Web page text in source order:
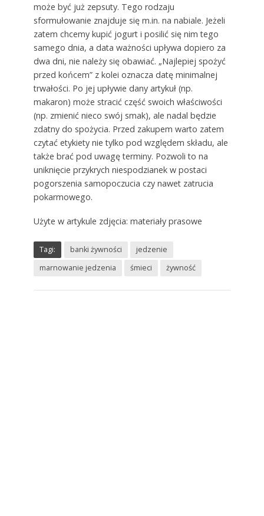
może być już zepsuty. Tego rodzaju
sformułowanie znajduje się m.in. na nabiale. Jeżeli
zatem chcemy kupić jogurt i posilić się nim tego
samego dnia, a data ważności upływa dopiero za
dwa dni, nie należy się obawiać. „Najlepiej spożyć
przed końcem” z kolei oznacza datę minimalnej
trwałości. Po jej upływie dany artykuł (np.
makaron) może stracić część swoich właściwości
(np. zmienić nieco swój smak), ale nadal będzie
zdatny do spożycia. Przed zakupem warto zatem
czytać etykiety nie tylko pod względem składu, ale
także brać pod uwagę terminy. Pozwoli to na
uniknięcie przykrych niespodzianek w postaci
pogorszenia samopoczucia czy nawet zatrucia
pokarmowego.
Użyte w artykule zdjęcia: materiały prasowe
Tagi: banki żywności
jedzenie
marnowanie jedzenia
śmieci żywność